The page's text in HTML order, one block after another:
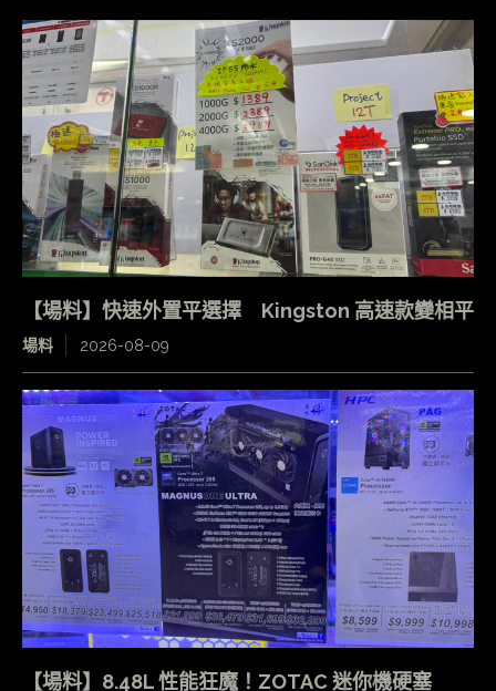
【場料】快速外置平選擇 Kingston 高速款變相平
場料 2026-08-09
【場料】8.48L 性能狂魔！ZOTAC 迷你機硬塞